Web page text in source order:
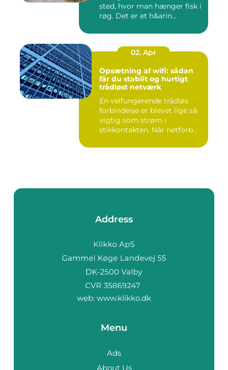
sted, hvor man hænger fisk i
røg. Det er et h&arin...
02. Apr
Opsætning af wifi: sådan
får du stabilt og hurtigt
trådløst netværk
En velfungerende trådløs
forbindelse er blevet lige så
vigtig som strøm i
stikkontakten. Når netforb...
Address
web: www.klikko.dk
Menu
Ads
About Us